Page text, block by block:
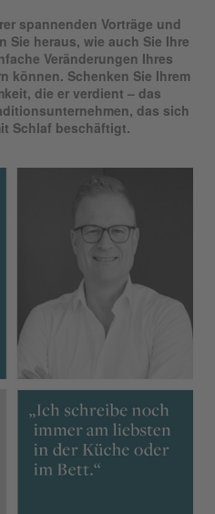
spannenden Vorträge und
Sie heraus, wie auch Sie Ihre
Veränderungen Ihres
können. Schenken Sie Ihrem
die er verdient – das
das sich
Schlaf beschäftigt.